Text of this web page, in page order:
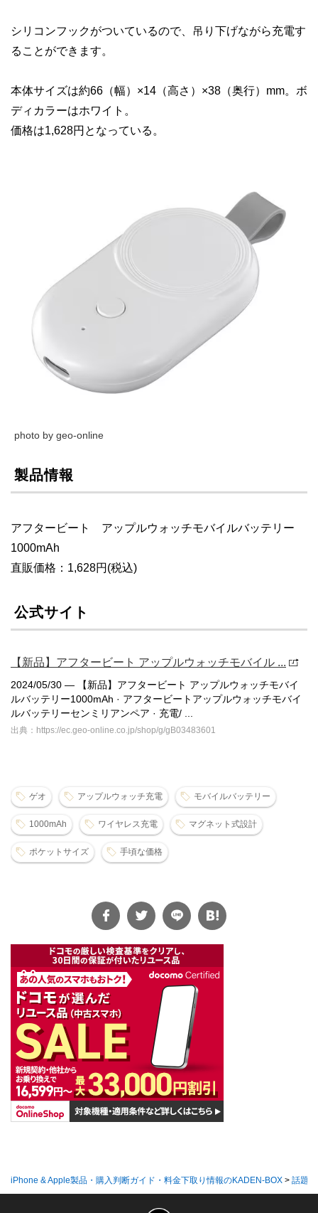
シリコンフックがついているので、吊り下げながら充電す
ることができます。
本体サイズは約66（幅）×14（高さ）×38（奥行）mm。ボ
ディカラーはホワイト。
価格は1,628円となっている。
photo by geo-online
製品情報
アフタービート アップルウォッチモバイルバッテリー
1000mAh
直販価格：1,628円(税込)
公式サイト
【新品】アフタービート アップルウォッチモバイル ...
2024/05/30 — 【新品】アフタービート アップルウォッチモバイ
ルバッテリー1000mAh · アフタービートアップルウォッチモバイ
ルバッテリーセンミリアンペア · 充電/ ...
出典：https://ec.geo-online.co.jp/shop/g/gB03483601
ゲオ アップルウォッチ充電 モバイルバッテリー
1000mAh ワイヤレス充電 マグネット式設計
ポケットサイズ 手頃な価格
iPhone & Apple製品・購入判断ガイド・料金下取り情報のKADEN-BOX > 話題